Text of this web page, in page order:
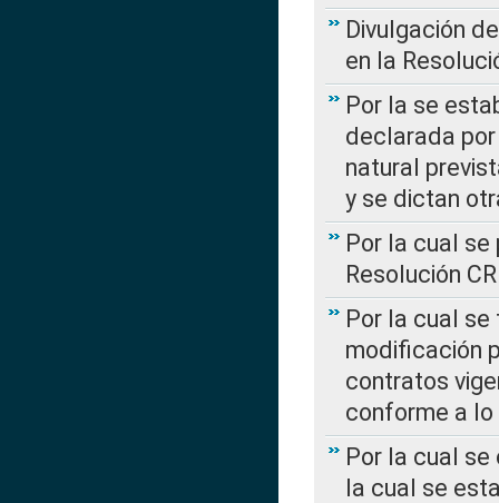
Divulgación
en la
Por la se
declarada
natural
y se dictan
Por la cual
Resolución
Por la cual
modificación
contratos
conforme a lo
Por la cual se
la cual se